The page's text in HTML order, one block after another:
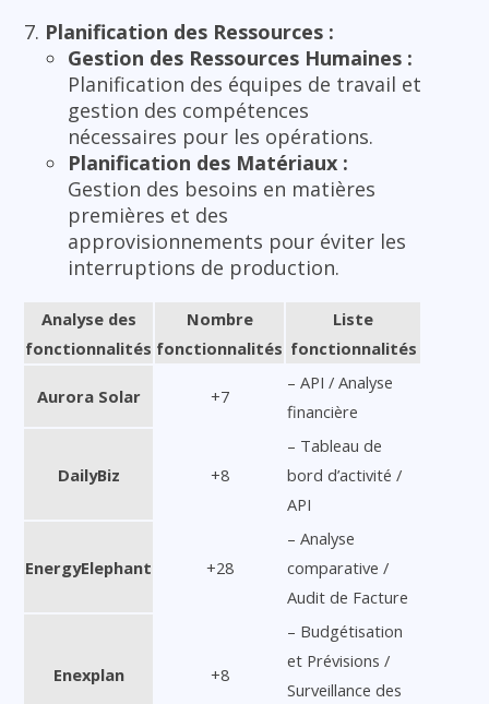
Planification des Ressources :
Gestion des Ressources Humaines :
Planification des équipes de travail et
gestion des compétences
nécessaires pour les opérations.
Planification des Matériaux :
Gestion des besoins en matières
premières et des
approvisionnements pour éviter les
interruptions de production.
Analyse des
fonctionnalités
Nombre
fonctionnalités
Liste
fonctionnalités
Aurora Solar +7
– API / Analyse
financière
DailyBiz +8
– Tableau de
bord d’activité /
API
EnergyElephant +28
– Analyse
comparative /
Audit de Facture
Enexplan +8
– Budgétisation
et Prévisions /
Surveillance des